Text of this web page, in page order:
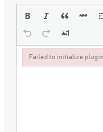
Failed to initialize
Failed to initialize plugin: